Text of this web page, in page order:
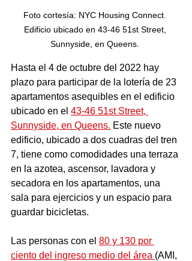
Foto cortesía: NYC Housing Connect.
Edificio ubicado en 43-46 51st Street,
Sunnyside, en Queens.
Hasta el 4 de octubre del 2022 hay
plazo para participar de la lotería de 23
apartamentos asequibles en el edificio
ubicado en el 43-46 51st Street,
Sunnyside, en Queens. Este nuevo
edificio, ubicado a dos cuadras del tren
7, tiene como comodidades una terraza
en la azotea, ascensor, lavadora y
secadora en los apartamentos, una
sala para ejercicios y un espacio para
guardar bicicletas.
Las personas con el 80 y 130 por
ciento del ingreso medio del área (AMI,